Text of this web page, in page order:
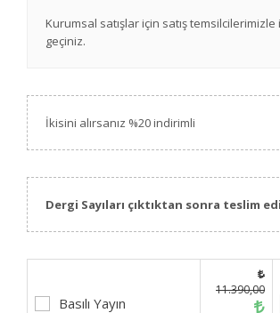
Kurumsal satışlar için satış
geçiniz.
İkisini alırsanız %20 indirimli
Dergi Sayıları çıktıktan sonra teslim
Basılı Yayın
11.390,00